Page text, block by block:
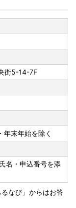
せへの返信・返礼
さいませ。
。
いたします。
内容をご確認く
ただく場合がご
】
街5-14-7F
末年始を除く
名・申込番号を添
なび」からはお答